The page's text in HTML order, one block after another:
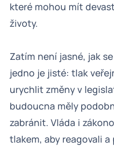
které mohou mít
životy.
Zatím není jasné, jak
jedno je jisté: tlak
urychlit změny v
budoucna měly
zabránit. Vláda i
tlakem, aby reagovali